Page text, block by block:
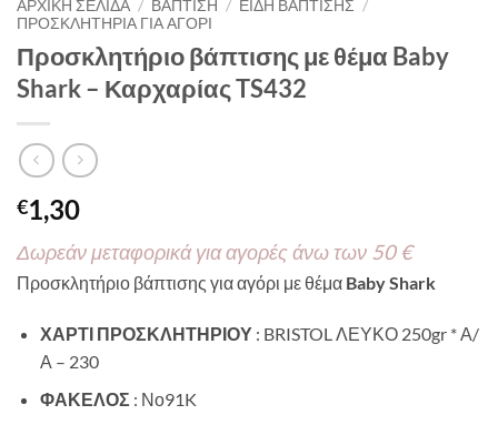
ΑΡΧΙΚΉ ΣΕΛΊΔΑ / ΒΑΠΤΙΣΗ / ΕΙΔΗ ΒΑΠΤΙΣΗΣ /
ΠΡΟΣΚΛΗΤΗΡΙΑ ΓΙΑ ΑΓΟΡΙ
Προσκλητήριο βάπτισης με θέμα Baby
Shark – Καρχαρίας TS432
€1,30
Δωρεάν μεταφορικά για αγορές άνω των 50 €
Προσκλητήριο βάπτισης για αγόρι με θέμα Baby Shark
ΧΑΡΤΙ ΠΡΟΣΚΛΗΤΗΡΙΟΥ: BRISTOL ΛΕΥΚΟ 250gr * Α/
Α – 230
ΦΑΚΕΛΟΣ : Νο91K